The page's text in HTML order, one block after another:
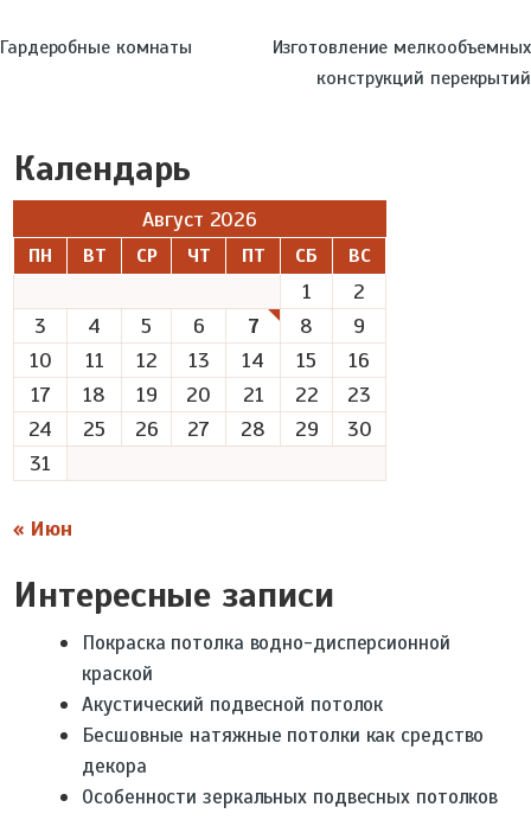
Гардеробные комнаты
Изготовление мелкообъемных
конструкций перекрытий
Календарь
Август 2026
ПН ВТ СР ЧТ ПТ СБ ВС
1
2
3
4 5 6 7 8
9
10
11 12 13 14 15
16
17
18 19 20 21 22
23
24
25 26 27 28 29
30
31
« Июн
Интересные записи
Покраска потолка водно-дисперсионной
краской
Акустический подвесной потолок
Бесшовные натяжные потолки как средство
декора
Особенности зеркальных подвесных потолков